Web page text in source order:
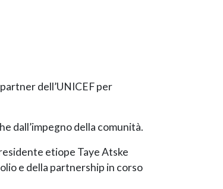
dell’UNICEF per
dall’impegno della comunità.
etiope Taye Atske
e della partnership in corso